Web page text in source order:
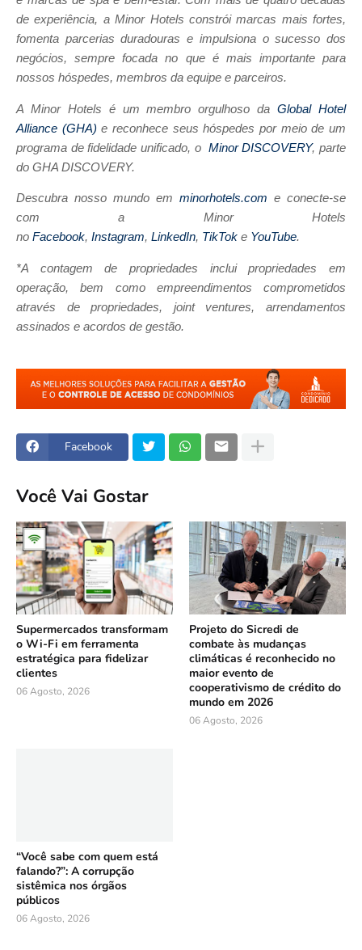
de experiência, a Minor Hotels constrói marcas mais fortes,
fomenta parcerias duradouras e impulsiona o sucesso dos
negócios, sempre focada no que é mais importante para
nossos hóspedes, membros da equipe e parceiros.
A Minor Hotels é um membro orgulhoso da Global Hotel
Alliance (GHA) e reconhece seus hóspedes por meio de um
programa de fidelidade unificado, o Minor DISCOVERY, parte
do GHA DISCOVERY.
Descubra nosso mundo em minorhotels.com e conecte-se
com a Minor Hotels
no Facebook, Instagram, LinkedIn, TikTok e YouTube.
*A contagem de propriedades inclui propriedades em
operação, bem como empreendimentos comprometidos
através de propriedades, joint ventures, arrendamentos
assinados e acordos de gestão.
Facebook
Você Vai Gostar
Supermercados transformam
o Wi-Fi em ferramenta
estratégica para fidelizar
clientes
06 Agosto, 2026
Projeto do Sicredi de
combate às mudanças
climáticas é reconhecido no
maior evento de
cooperativismo de crédito do
mundo em 2026
06 Agosto, 2026
“Você sabe com quem está
falando?”: A corrupção
sistêmica nos órgãos
públicos
06 Agosto, 2026